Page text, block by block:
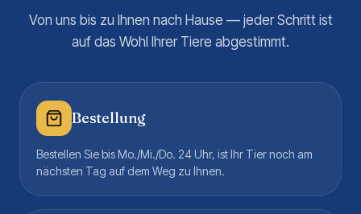
Von uns bis zu Ihnen nach Hause — jeder Schritt ist
auf das Wohl Ihrer Tiere abgestimmt.
Bestellung
Bestellen Sie bis Mo./Mi./Do. 24 Uhr, ist Ihr Tier noch am
nächsten Tag auf dem Weg zu Ihnen.